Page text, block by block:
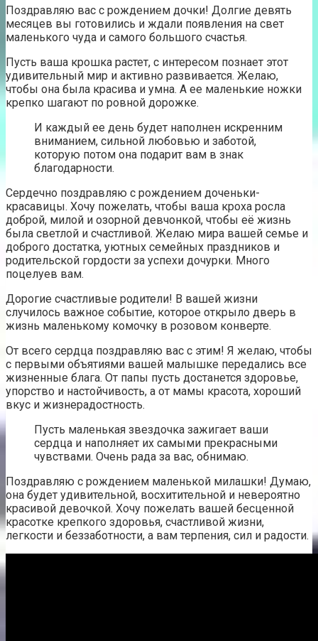
Поздравляю вас с рождением дочки! Долгие девять
месяцев вы готовились и ждали появления на свет
маленького чуда и самого большого счастья.
Пусть ваша крошка растет, с интересом познает этот
удивительный мир и активно развивается. Желаю,
чтобы она была красива и умна. А ее маленькие ножки
крепко шагают по ровной дорожке.
И каждый ее день будет наполнен искренним
вниманием, сильной любовью и заботой,
которую потом она подарит вам в знак
благодарности.
Сердечно поздравляю с рождением доченьки-
красавицы. Хочу пожелать, чтобы ваша кроха росла
доброй, милой и озорной девчонкой, чтобы её жизнь
была светлой и счастливой. Желаю мира вашей семье и
доброго достатка, уютных семейных праздников и
родительской гордости за успехи дочурки. Много
поцелуев вам.
Дорогие счастливые родители! В вашей жизни
случилось важное событие, которое открыло дверь в
жизнь маленькому комочку в розовом конверте.
От всего сердца поздравляю вас с этим! Я желаю, чтобы
с первыми объятиями вашей малышке передались все
жизненные блага. От папы пусть достанется здоровье,
упорство и настойчивость, а от мамы красота, хороший
вкус и жизнерадостность.
Пусть маленькая звездочка зажигает ваши
сердца и наполняет их самыми прекрасными
чувствами. Очень рада за вас, обнимаю.
Поздравляю с рождением маленькой милашки! Думаю,
она будет удивительной, восхитительной и невероятно
красивой девочкой. Хочу пожелать вашей бесценной
красотке крепкого здоровья, счастливой жизни,
легкости и беззаботности, а вам терпения, сил и радости.